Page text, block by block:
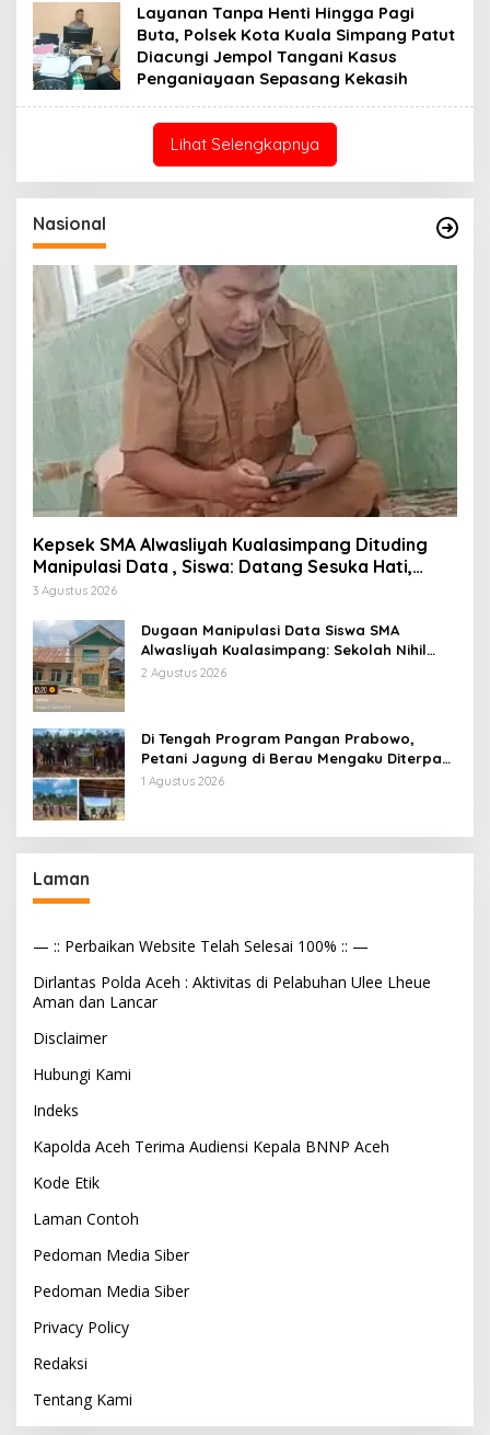
Layanan Tanpa Henti Hingga Pagi
Buta, Polsek Kota Kuala Simpang Patut
Diacungi Jempol Tangani Kasus
Penganiayaan Sepasang Kekasih
Lihat Selengkapnya
Nasional
Kepsek SMA Alwasliyah Kualasimpang Dituding
Manipulasi Data , Siswa: Datang Sesuka Hati,
Dana MBG Disalurkan ke Guru & Pesantren
3 Agustus 2026
Dugaan Manipulasi Data Siswa SMA
Alwasliyah Kualasimpang: Sekolah Nihil
Murid Tapi Terima Dana BOS & Paket
2 Agustus 2026
Di Tengah Program Pangan Prabowo,
Petani Jagung di Berau Mengaku Diterpa
Tekanan Aparat
1 Agustus 2026
Laman
— :: Perbaikan Website Telah Selesai 100% :: —
Dirlantas Polda Aceh : Aktivitas di Pelabuhan Ulee Lheue
Aman dan Lancar
Disclaimer
Hubungi Kami
Indeks
Kapolda Aceh Terima Audiensi Kepala BNNP Aceh
Kode Etik
Laman Contoh
Pedoman Media Siber
Pedoman Media Siber
Privacy Policy
Redaksi
Tentang Kami